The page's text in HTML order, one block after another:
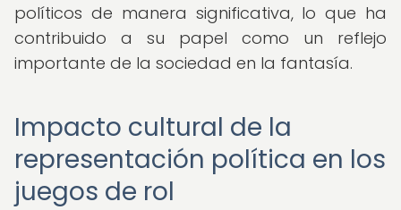
políticos de manera significativa, lo que ha
contribuido a su papel como un reflejo
importante de la sociedad en la fantasía.
Impacto cultural de la
representación política en los
juegos de rol